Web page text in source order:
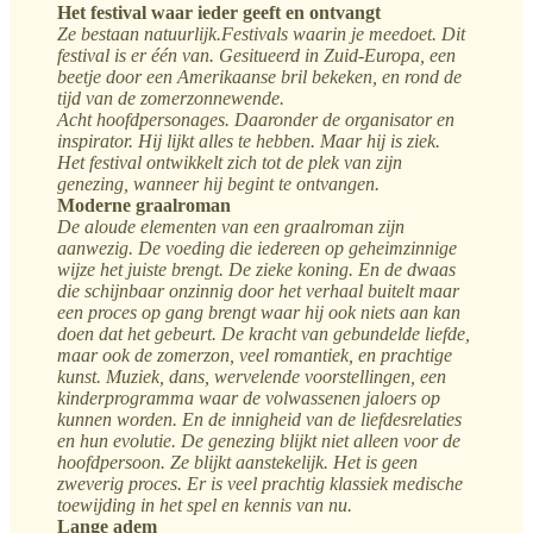
Het festival waar ieder geeft en ontvangt
Ze bestaan natuurlijk.Festivals waarin je meedoet. Dit
festival is er één van. Gesitueerd in Zuid-Europa, een
beetje door een Amerikaanse bril bekeken, en rond de
tijd van de zomerzonnewende.
Acht hoofdpersonages. Daaronder de organisator en
inspirator. Hij lijkt alles te hebben. Maar hij is ziek.
Het festival ontwikkelt zich tot de plek van zijn
genezing, wanneer hij begint te ontvangen.
Moderne graalroman
De aloude elementen van een graalroman zijn
aanwezig. De voeding die iedereen op geheimzinnige
wijze het juiste brengt. De zieke koning. En de dwaas
die schijnbaar onzinnig door het verhaal buitelt maar
een proces op gang brengt waar hij ook niets aan kan
doen dat het gebeurt. De kracht van gebundelde liefde,
maar ook de zomerzon, veel romantiek, en prachtige
kunst. Muziek, dans, wervelende voorstellingen, een
kinderprogramma waar de volwassenen jaloers op
kunnen worden. En de innigheid van de liefdesrelaties
en hun evolutie. De genezing blijkt niet alleen voor de
hoofdpersoon. Ze blijkt aanstekelijk. Het is geen
zweverig proces. Er is veel prachtig klassiek medische
toewijding in het spel en kennis van nu.
Lange adem